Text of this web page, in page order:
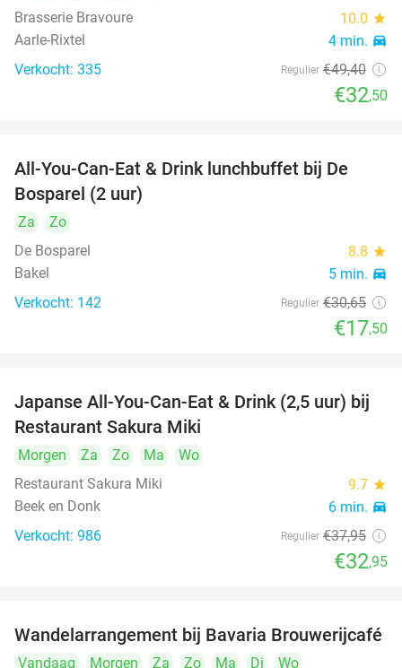
Brasserie Bravoure
10.0 star
Aarle-Rixtel 4 min. directions_car
Verkocht: 335 Regulier €49,40
€32,50
43%
All-You-Can-Eat & Drink lunchbuffet bij De
Bosparel (2 uur)
Za
Zo
De Bosparel
8.8 star
Bakel 5 min. directions_car
Verkocht: 142 Regulier €30,65
€17,50
13%
Japanse All-You-Can-Eat & Drink (2,5 uur) bij
Restaurant Sakura Miki
Morgen Za Zo Ma
Wo
Restaurant Sakura Miki
9.7 star
Beek en Donk 6 min. directions_car
Verkocht: 986 Regulier €37,95
€32,95
32%
Wandelarrangement bij Bavaria Brouwerijcafé
Vandaag Morgen Za Zo Ma Di Wo